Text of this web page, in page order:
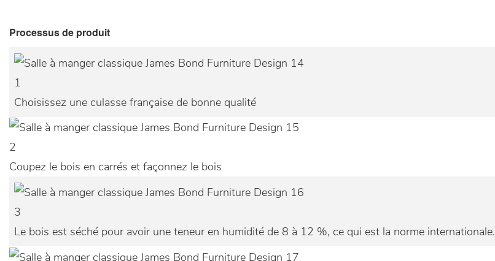
Processus de produit
1
Choisissez une culasse française de bonne qualité
2
Coupez le bois en carrés et façonnez le bois
3
Le bois est séché pour avoir une teneur en humidité de 8 à 12 %, ce qui est la norme internationale.